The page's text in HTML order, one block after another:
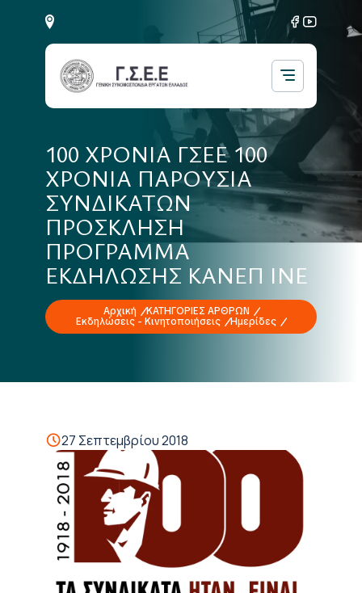
100 ΧΡΟΝΙΑ ΓΣΕΕ 100
ΧΡΟΝΙΑ ΠΑΡΟΥΣΙΑ
ΣΥΝΔΙΚΑΤΩΝ
ΠΡΟΣΚΛΗΣΗ
ΠΡΟΓΡΑΜΜΑ
ΕΚΔΗΛΩΣΗΣ ΚΑΝΕΠ ΙΝΕ
Αρχική
ΚΑΤΗΓΟΡΙΕΣ ΑΡΘΡΩΝ
Εκδηλώσεις - Κινητοποιήσεις
Ημερίδες
27 Σεπτεμβρίου 2018